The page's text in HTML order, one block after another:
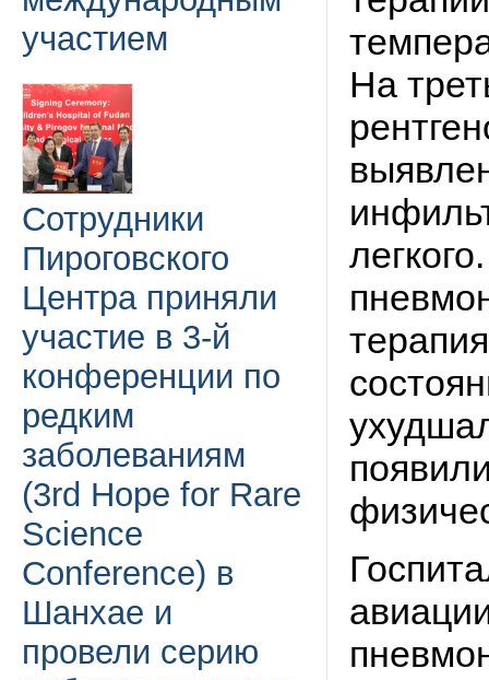
участием
Сотрудники
Пироговского
Центра приняли
участие в 3-й
конференции по
редким
заболеваниям
(3rd Hope for Rare
Science
Conference) в
Шанхае и
провели серию
На